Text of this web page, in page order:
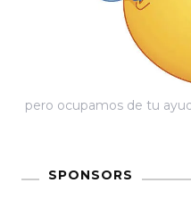
pero ocupamos de tu
SPONSORS